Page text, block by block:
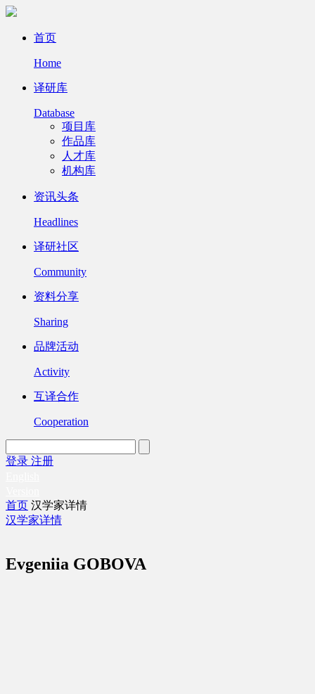
首页
Home
译研库
Database
项目库
作品库
人才库
机构库
资讯头条
Headlines
译研社区
Community
资料分享
Sharing
品牌活动
Activity
互译合作
Cooperation
登录 注册
首页 汉学家详情
汉学家详情
Evgeniia GOBOVA